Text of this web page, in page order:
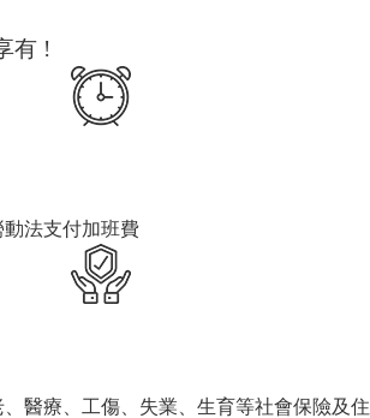
有 !
動法支付加班費
醫療、工傷、失業、生育等社會保險及住